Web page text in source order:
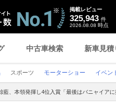
掲載レビュー
325,943 件
2026.08.08 時点
中古車検索 新車見積
スポーツ モーターショー イベン
藍、本領発揮し4位入賞「最後はバニャイア